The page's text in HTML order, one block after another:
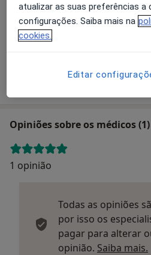
Ampliar o
Rua António Almeida
Opiniões sobre os médicos (1)
1 opinião
Todas as opiniões
por isso os
pagar para alterar
opinião. Saiba mais.
atualizar as suas preferências a
configurações. Saiba mais na
cookies.
Editar